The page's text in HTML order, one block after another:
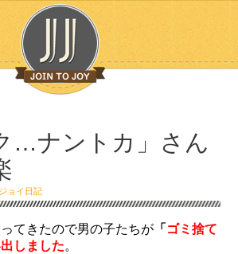
…ナントカ」さん
ョイ日記
てきたので男の子たちが 「 ゴミ捨て
しました。